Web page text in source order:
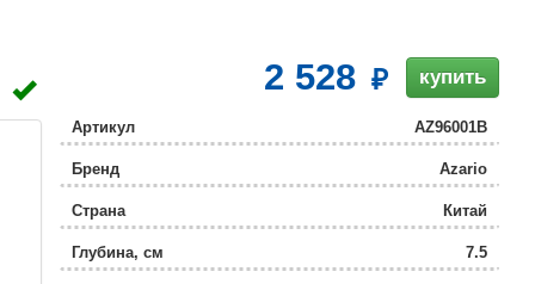
2 528 купить
Артикул AZ96001B
Бренд Azario
Страна Китай
Глубина, см 7.5